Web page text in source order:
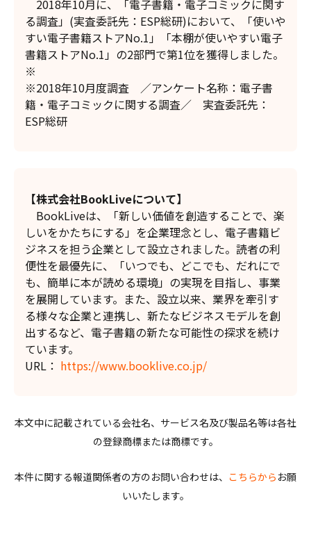
2018年10月に、「電子書籍・電子コミックに関す
る調査」(実査委託先：ESP総研)において、「使いや
すい電子書籍ストアNo.1」「本棚が使いやすい電子
書籍ストアNo.1」の2部門で第1位を獲得しました。
※
※2018年10月度調査 ／アンケート名称：電子書
籍・電子コミックに関する調査／ 実査委託先：
ESP総研
【株式会社BookLiveについて】
BookLiveは、「新しい価値を創造することで、楽
しいをかたちにする」を企業理念とし、電子書籍ビ
ジネスを担う企業として設立されました。読者の利
便性を最優先に、「いつでも、どこでも、だれにで
も、簡単に本が読める環境」の実現を目指し、事業
を展開しています。また、設立以来、業界を牽引す
る様々な企業と連携し、新たなビジネスモデルを創
出するなど、電子書籍の新たな可能性の探求を続け
ています。
URL： https://www.booklive.co.jp/
本文中に記載されている会社名、サービス名及び製品名等は各社
の登録商標または商標です。
本件に関する報道関係者の方のお問い合わせは、 こちらから お願
いいたします。